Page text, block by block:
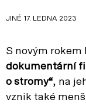
JINÉ 17. LEDNA 2023
S novým
dokumentární
o stromy“, na
vznik také